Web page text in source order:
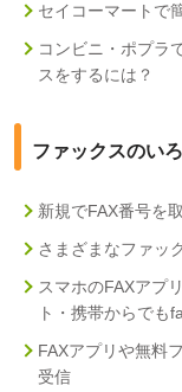
セイコーマートで
コンビニ・ポプラ
スをするには？
ファックスのい
新規でFAX番号を
さまざまなファッ
スマホのFAXアプ
ト・携帯からでも
FAXアプリや無料
受信